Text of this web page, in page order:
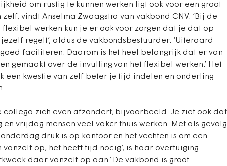
om rustig te kunnen werken ligt ook voor een groot
vindt Anselma Zwaagstra van vakbond CNV. ‘Bij de
werken kun je er ook voor zorgen dat je dat op
regelt’, aldus de vakbondsbestuurder. ‘Uiteraard
faciliteren. Daarom is het heel belangrijk dat er van
gemaakt over de invulling van het flexibel werken.’ Het
een kwestie van zelf beter je tijd indelen en onderling
collega zich even afzondert, bijvoorbeeld. Je ziet ook dat
en vrijdag mensen veel vaker thuis werken. Met als gevolg
druk is op kantoor en het vechten is om een
vanzelf op, het heeft tijd nodig’, is haar overtuiging.
daar vanzelf op aan.’ De vakbond is groot